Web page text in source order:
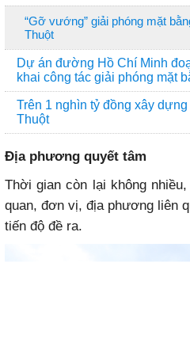
“Gỡ vướng” giải phóng mặt
Thuột
Dự án đường Hồ Chí Minh
khai công tác giải phóng mặt
Trên 1 nghìn tỷ đồng xây
Thuột
Địa phương quyết tâm
Thời gian còn lại không
quan, đơn vị, địa phương liên
tiến độ đề ra.